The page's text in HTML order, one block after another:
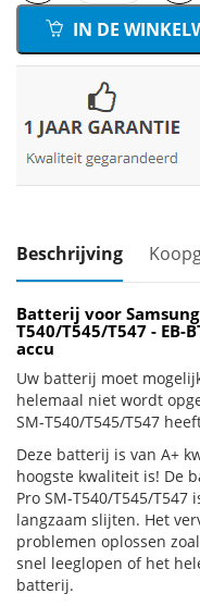
IN DE
Beschrijving
Batterij voor
T540/T545/T547 - EB-
accu
Uw batterij moet
helemaal niet wordt
SM-T540/T545/T547
Deze batterij is van A+
hoogste kwaliteit is! De
Pro SM-T540/T545/
langzaam slijten. Het
problemen oplossen
snel leeglopen of het
batterij.